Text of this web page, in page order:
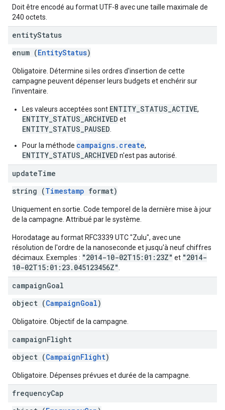
Doit être encodé au format UTF-8 avec une taille maximale de
240 octets.
entityStatus
enum (EntityStatus)
Obligatoire. Détermine si les ordres d'insertion de cette
campagne peuvent dépenser leurs budgets et enchérir sur
l'inventaire.
Les valeurs acceptées sont ENTITY_STATUS_ACTIVE,
ENTITY_STATUS_ARCHIVED et
ENTITY_STATUS_PAUSED
Pour la méthode campaigns.create,
ENTITY_STATUS_ARCHIVED n'est pas autorisé.
updateTime
string (Timestamp format)
Uniquement en sortie. Code temporel de la dernière mise à jour
de la campagne. Attribué par le système.
Horodatage au format RFC3339 UTC "Zulu", avec une
résolution de l'ordre de la nanoseconde et jusqu'à neuf chiffres
décimaux. Exemples : "2014-10-02T15:01:23Z" et "2014-
10-02T15:01:23.045123456Z"
campaignGoal
object (CampaignGoal)
Obligatoire. Objectif de la campagne.
campaignFlight
object (CampaignFlight)
Obligatoire. Dépenses prévues et durée de la campagne.
frequencyCap